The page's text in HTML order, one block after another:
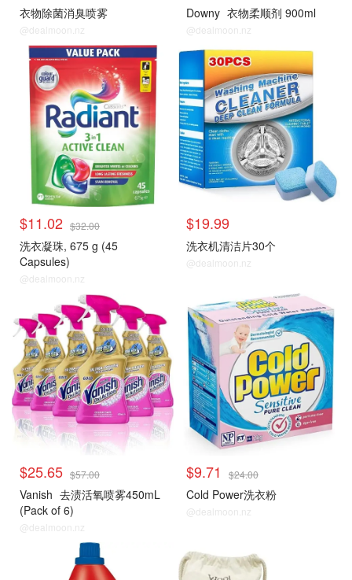
衣物除菌消臭喷雾
@dealmoon.nz
Downy 衣物柔顺剂 900ml
@dealmoon.nz
$11.02 $32.00
洗衣凝珠, 675 g (45
Capsules)
@dealmoon.nz
$19.99
洗衣机清洁片30个
@dealmoon.nz
$25.65 $57.00
Vanish 去渍活氧喷雾450mL
(Pack of 6)
@dealmoon.nz
$9.71 $24.00
Cold Power洗衣粉
@dealmoon.nz